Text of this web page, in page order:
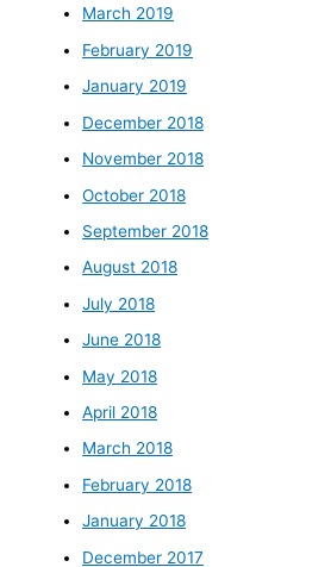
March 2019
February 2019
January 2019
December 2018
November 2018
October 2018
September 2018
August 2018
July 2018
June 2018
May 2018
April 2018
March 2018
February 2018
January 2018
December 2017